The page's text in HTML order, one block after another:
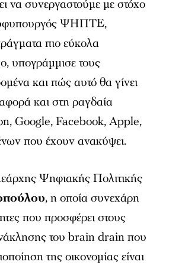
να συνεργαστούμε με στόχο
υφυπουργός ΨΗΠΤΕ,
πιο εύκολα
υπογράμμισε τους
και πώς αυτό θα γίνει
και στη ραγδαία
Google, Facebook, Apple,
που έχουν ανακύψει.
Ψηφιακής Πολιτικής
, η οποία συνεχάρη
που προσφέρει στους
του brain drain που
της οικονομίας είναι